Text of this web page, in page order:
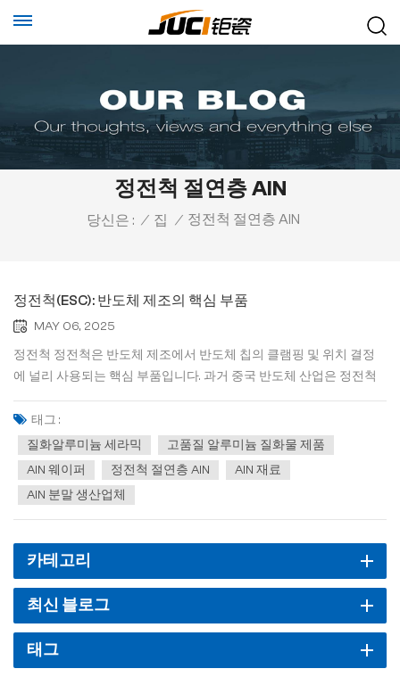
정전척 절연층 AlN
당신은 : / 집 / 정전척 절연층 AlN
정전척(ESC): 반도체 제조의 핵심 부품
MAY 06, 2025
정전척 정전척은 반도체 제조에서 반도체 칩의 클램핑 및 위치 결정
에 널리 사용되는 핵심 부품입니다. 과거 중국 반도체 산업은 정전척
을 주로 수입에 의존하여 국내 반도체 제조에 큰 불편을 초래했습니
다. 국제 무역 마찰과 기술 보호 압력으로 인해 중국은 정전척 국산화
를 확대하기로 결정했습니다. 그러나 이러한 목...
태그 :
질화알루미늄 세라믹
고품질 알루미늄 질화물 제품
AlN 웨이퍼
정전척 절연층 AlN
AlN 재료
AlN 분말 생산업체
카테고리
최신 블로그
태그